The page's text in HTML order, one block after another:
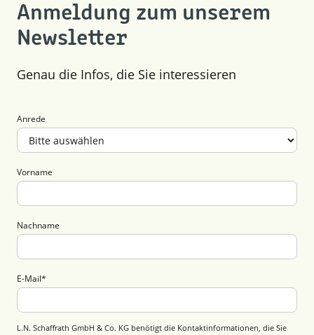
Anmeldung zum unserem
Newsletter
Genau die Infos, die Sie interessieren
Anrede
Vorname
Nachname
E-Mail*
L.N. Schaffrath GmbH & Co. KG benötigt die Kontaktinformationen, die Sie